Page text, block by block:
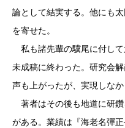
論として結実する。他にも
を寄せた。
私も諸先輩の驥尾に付して
未成稿に終わった。研究会
声も上がったが、実現しなか
著者はその後も地道に研
がある。業績は『海老名彈